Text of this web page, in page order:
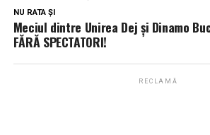
NU RATA ȘI
Meciul dintre Unirea Dej și Dinamo
FĂRĂ SPECTATORI!
RECLAMĂ